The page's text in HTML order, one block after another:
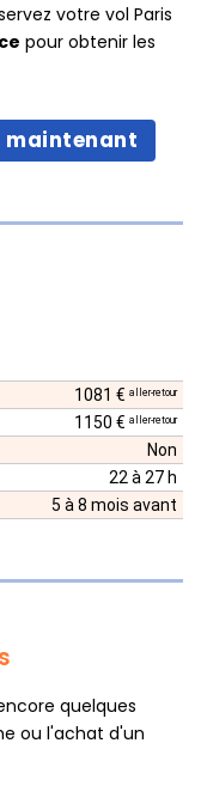
votre vol Paris
pour obtenir les
maintenant
1081 € aller-retour
1150 € aller-retour
Non
22 à 27 h
5 à 8 mois avant
quelques
ou l'achat d'un